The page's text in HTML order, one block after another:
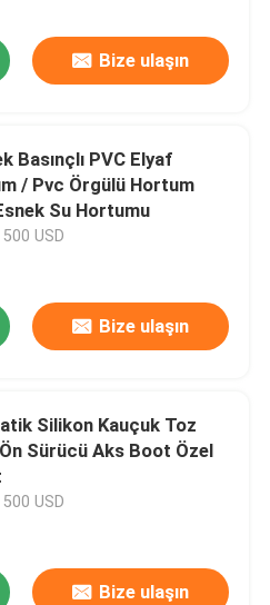
Bize ulaşın
Basınçlı PVC Elyaf
/ Pvc Örgülü Hortum
Su Hortumu
500 USD
Bize ulaşın
Silikon Kauçuk Toz
Sürücü Aks Boot Özel
500 USD
Bize ulaşın